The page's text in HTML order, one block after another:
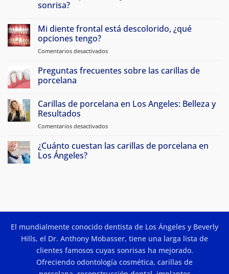
sonrisa?
comentarios
en
Why
Atherton
to
Beverly
Hills
Veneers
&
Smile
Makeovers
Mi diente frontal está descolorido, ¿qué
opciones tengo?
Comentarios desactivados
front
what
Preguntas frecuentes sobre las carillas de
porcelana
comentarios
en
Porcelain
Veneer
Carillas de porcelana en Los Angeles: Belleza y
Resultados
Comentarios desactivados
Veneers
¿Cuánto cuestan las carillas de porcelana en
Los Ángeles?
Porcelain
Cost
Los
Angeles?
El mundialmente conocido dentista de Los Ángeles y Beverly
Hills, el Dr. Anthony Mobasser, tiene una larga lista de
clientes famosos cuyas sonrisas ha mejorado.
Ofreciendo odontología cosmética, carillas de